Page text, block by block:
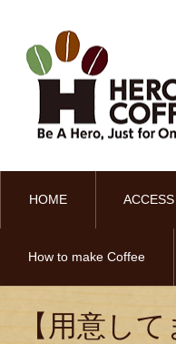
HOME ACCESS
How to make Coffee
【用意し